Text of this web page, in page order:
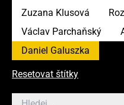
Zuzana Klusová
Václav Parchaňský
Daniel Galuszka
Resetovat štítky